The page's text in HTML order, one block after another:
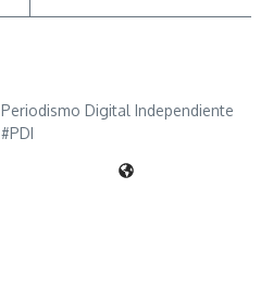
Periodismo Digital Independiente
#PDI